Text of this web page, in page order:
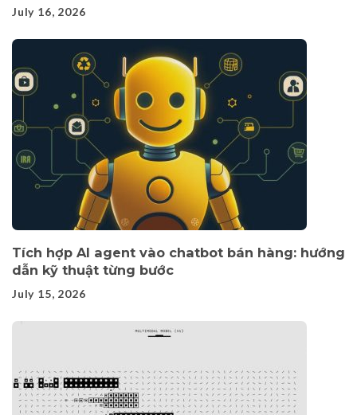
July 16, 2026
Tích hợp AI agent vào chatbot bán hàng: hướng
dẫn kỹ thuật từng bước
July 15, 2026